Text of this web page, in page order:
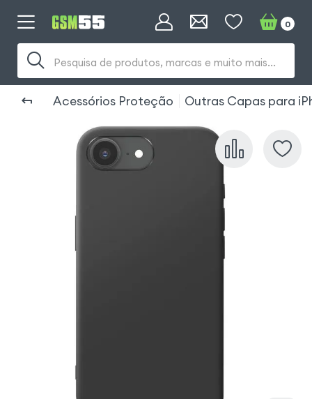
Pesquisa de produtos, marcas e muito mais...
0
Acessórios Proteção Outras Capas para